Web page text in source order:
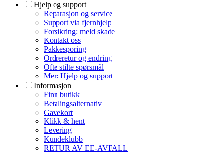
Hjelp og support
Reparasjon og service
Support via fjernhjelp
Forsikring: meld skade
Kontakt oss
Pakkesporing
Ordreretur og endring
Ofte stilte spørsmål
Mer: Hjelp og support
Informasjon
Finn butikk
Betalingsalternativ
Gavekort
Klikk & hent
Levering
Kundeklubb
RETUR AV EE-AVFALL